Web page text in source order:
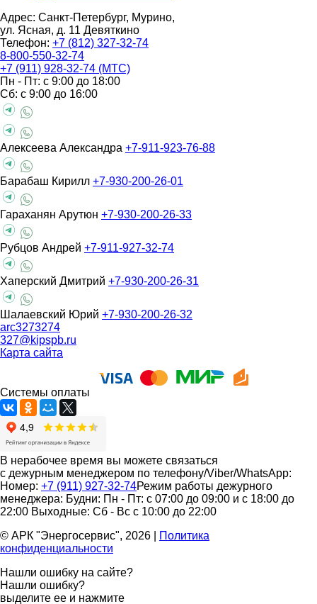
Адрес: Санкт-Петербург, Мурино,
ул. Ясная, д. 11 Девяткино
Телефон: +7 (812) 327-32-74
8-800-550-32-74
+7 (911) 928-32-74 (МТС)
Пн - Пт: с 9:00 до 18:00
Сб: с 9:00 до 16:00
Алексеева Александра +7-911-923-76-88
Барабаш Кирилл +7-930-200-26-01
Гараханян Арутюн +7-930-200-26-33
Рубцов Андрей +7-911-927-32-74
Хаперский Дмитрий +7-930-200-26-31
Шалаевский Юрий +7-930-200-26-32
arc3273274
327@kipspb.ru
Карта сайта
Системы оплаты
В нерабочее время вы можете связаться
с дежурным менеджером по телефону/Viber/WhatsApp:
Номер: +7 (911) 927-32-74Режим работы дежурного
менеджера: Будни: Пн - Пт: с 07:00 до 09:00 и с 18:00 до
22:00 Выходные: Сб - Вс с 10:00 до 22:00
© АРК "Энергосервис", 2026
Политика
конфиденциальности
Нашли ошибку на сайте?
Нашли ошибку?
выделите ее и нажмите